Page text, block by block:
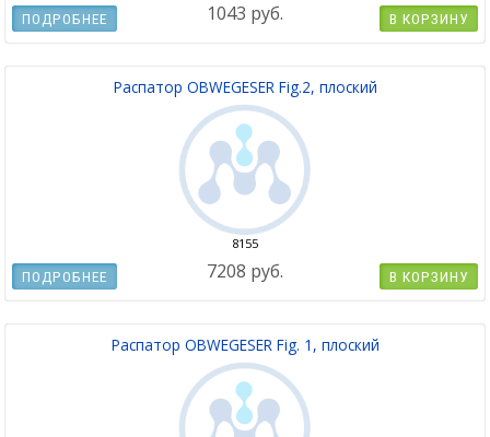
1043 руб. В КОРЗИНУ
ПОДРОБНЕЕ
Распатор OBWEGESER Fig.2, плоский
8155
7208 руб. В КОРЗИНУ
ПОДРОБНЕЕ
Распатор OBWEGESER Fig. 1, плоский